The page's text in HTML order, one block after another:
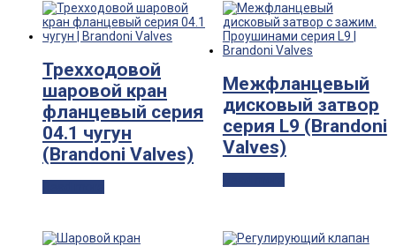
Трехходовой
шаровой кран
фланцевый серия
04.1 чугун
(Brandoni Valves)
Межфланцевый
дисковый затвор
серия L9 (Brandoni
Valves)